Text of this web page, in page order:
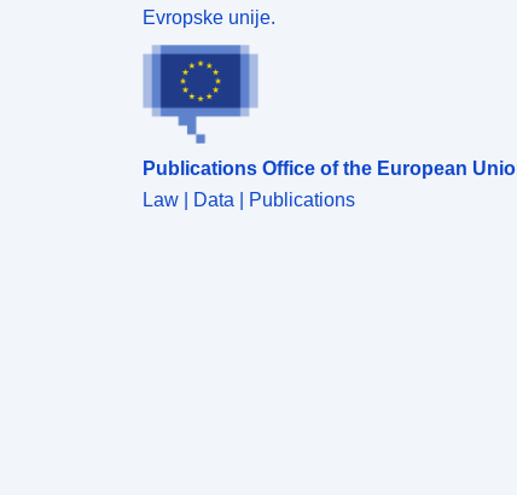
Evropske unije.
Publications Office of the European
Law | Data | Publications